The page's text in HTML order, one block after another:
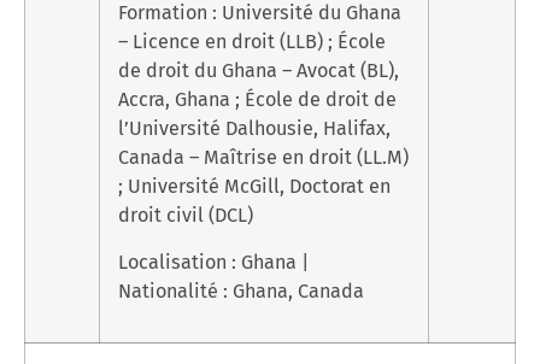
Formation : Université du Ghana
– Licence en droit (LLB) ; École
de droit du Ghana – Avocat (BL),
Accra, Ghana ; École de droit de
l’Université Dalhousie, Halifax,
Canada – Maîtrise en droit (LL.M)
; Université McGill, Doctorat en
droit civil (DCL)
Localisation : Ghana |
Nationalité : Ghana, Canada